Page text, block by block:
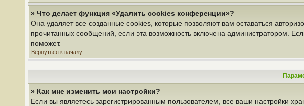
» Что делает функция «Удалить cookies конференции»?
Она удаляет все созданные cookies, которые позволяют вам оставаться
прочитанных сообщений, если эта возможность включена администратором.
поможет.
Вернуться к началу
» Как мне изменить мои настройки?
Если вы являетесь зарегистрированным пользователем, все ваши настройки